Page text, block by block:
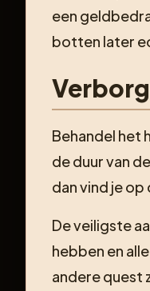
een
botten later
Behandel het
de duur van
dan vind je
De veiligste
hebben en
andere quest